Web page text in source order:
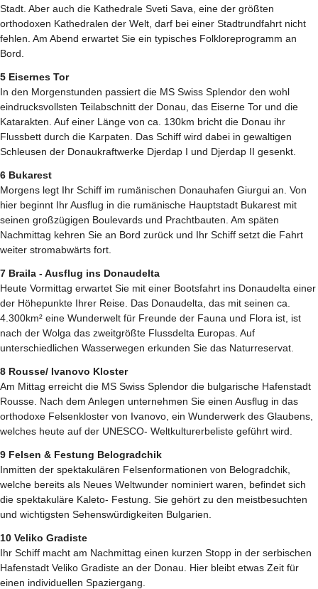
Stadt. Aber auch die Kathedrale Sveti Sava, eine der größten
orthodoxen Kathedralen der Welt, darf bei einer Stadtrundfahrt nicht
fehlen. Am Abend erwartet Sie ein typisches Folkloreprogramm an
Bord.
5 Eisernes Tor
In den Morgenstunden passiert die MS Swiss Splendor den wohl
eindrucksvollsten Teilabschnitt der Donau, das Eiserne Tor und die
Katarakten. Auf einer Länge von ca. 130km bricht die Donau ihr
Flussbett durch die Karpaten. Das Schiff wird dabei in gewaltigen
Schleusen der Donaukraftwerke Djerdap I und Djerdap II gesenkt.
6 Bukarest
Morgens legt Ihr Schiff im rumänischen Donauhafen Giurgui an. Von
hier beginnt Ihr Ausflug in die rumänische Hauptstadt Bukarest mit
seinen großzügigen Boulevards und Prachtbauten. Am späten
Nachmittag kehren Sie an Bord zurück und Ihr Schiff setzt die Fahrt
weiter stromabwärts fort.
7 Braila - Ausflug ins Donaudelta
Heute Vormittag erwartet Sie mit einer Bootsfahrt ins Donaudelta einer
der Höhepunkte Ihrer Reise. Das Donaudelta, das mit seinen ca.
4.300km² eine Wunderwelt für Freunde der Fauna und Flora ist, ist
nach der Wolga das zweitgrößte Flussdelta Europas. Auf
unterschiedlichen Wasserwegen erkunden Sie das Naturreservat.
8 Rousse/ Ivanovo Kloster
Am Mittag erreicht die MS Swiss Splendor die bulgarische Hafenstadt
Rousse. Nach dem Anlegen unternehmen Sie einen Ausflug in das
orthodoxe Felsenkloster von Ivanovo, ein Wunderwerk des Glaubens,
welches heute auf der UNESCO- Weltkulturerbeliste geführt wird.
9 Felsen & Festung Belogradchik
Inmitten der spektakulären Felsenformationen von Belogradchik,
welche bereits als Neues Weltwunder nominiert waren, befindet sich
die spektakuläre Kaleto- Festung. Sie gehört zu den meistbesuchten
und wichtigsten Sehenswürdigkeiten Bulgarien.
10 Veliko Gradiste
Ihr Schiff macht am Nachmittag einen kurzen Stopp in der serbischen
Hafenstadt Veliko Gradiste an der Donau. Hier bleibt etwas Zeit für
einen individuellen Spaziergang.